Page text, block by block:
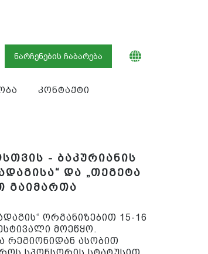
ნარჩენების ჩაბარება
კონტაქტი
- ბაკურიანის
და „თეგეტა
გაიმართა
ორგანიზებით 15-16
მოეწყო.
რეგიონიდან ასობით